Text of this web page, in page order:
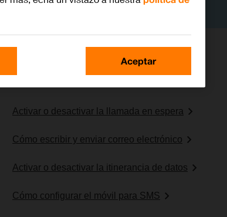
Lo más buscado
Activar o desactivar la llamada en espera
Cómo escribir y enviar correo electrónico
Activar o desactivar la itinerancia de datos
Cómo configurar el móvil para SMS
Aceptar